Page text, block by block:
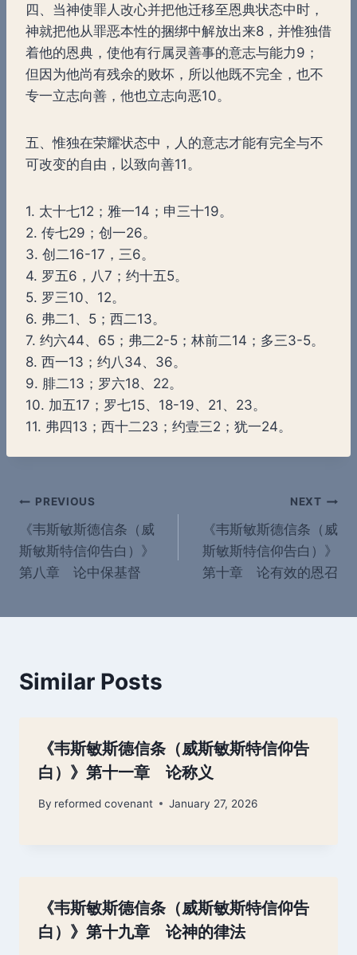
四、当神使罪人改心并把他迁移至恩典状态中时，
神就把他从罪恶本性的捆绑中解放出来8，并惟独借
着他的恩典，使他有行属灵善事的意志与能力9；
但因为他尚有残余的败坏，所以他既不完全，也不
专一立志向善，他也立志向恶10。
五、惟独在荣耀状态中，人的意志才能有完全与不
可改变的自由，以致向善11。
1. 太十七12；雅一14；申三十19。
2. 传七29；创一26。
3. 创二16-17，三6。
4. 罗五6，八7；约十五5。
5. 罗三10、12。
6. 弗二1、5；西二13。
7. 约六44、65；弗二2-5；林前二14；多三3-5。
8. 西一13；约八34、36。
9. 腓二13；罗六18、22。
10. 加五17；罗七15、18-19、21、23。
11. 弗四13；西十二23；约壹三2；犹一24。
Post
navigation
PREVIOUS
《韦斯敏斯德信条（威
斯敏斯特信仰告白）》
第八章 论中保基督
NEXT
《韦斯敏斯德信条（威
斯敏斯特信仰告白）》
第十章 论有效的恩召
Similar Posts
《韦斯敏斯德信条（威斯敏斯特信仰告
白）》第十一章 论称义
By reformed covenant January 27, 2026
《韦斯敏斯德信条（威斯敏斯特信仰告
白）》第十九章 论神的律法